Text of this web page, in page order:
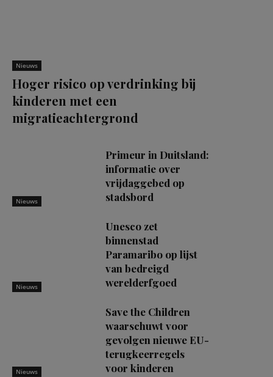
Nieuws
Hoger risico op verdrinking bij
kinderen met een
migratieachtergrond
Nieuws
Primeur in Duitsland:
informatie over
vrijdaggebed op
stadsbord
Nieuws
Unesco zet
binnenstad
Paramaribo op lijst
van bedreigd
werelderfgoed
Nieuws
Save the Children
waarschuwt voor
gevolgen nieuwe EU-
terugkeerregels
voor kinderen